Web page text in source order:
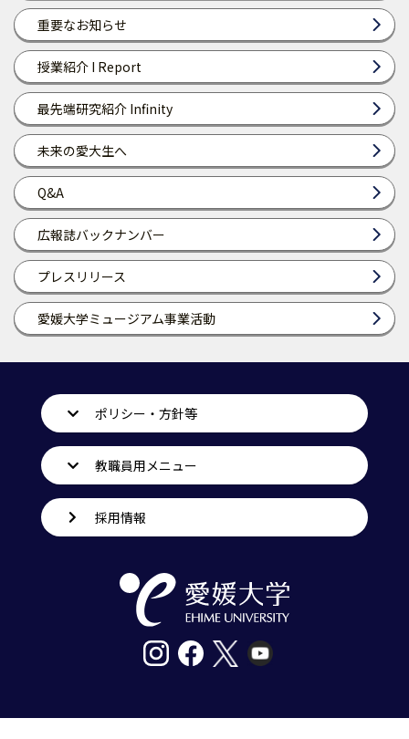
重要なお知らせ
授業紹介 I Report
最先端研究紹介 Infinity
未来の愛大生へ
Q&A
広報誌バックナンバー
プレスリリース
愛媛大学ミュージアム事業活動
ポリシー・方針等
教職員用メニュー
採用情報